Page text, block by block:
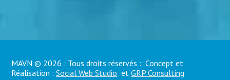
MAVN © 2026 : Tous droits réservés : Concept et
Réalisation :Social Web Studio etGRP Consulting